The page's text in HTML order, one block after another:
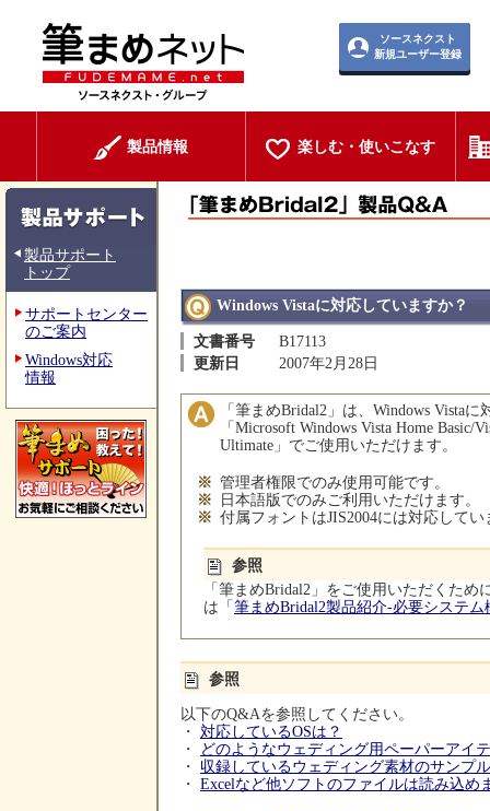
ソースネクスト
新規ユーザー登録
製品情報 楽しむ・使いこなす
製品サポート
トップ
サポートセンター
のご案内
Windows対応
情報
Windows Vistaに対応していますか？
文書番号
B17113
更新日
2007年2月28日
「筆まめBridal2」は、Windows Vista
「Microsoft Windows Vista Home Basic/
Ultimate」でご使用いただけます。
※ 管理者権限でのみ使用可能です。
※
日本語版でのみご利用いただけます。
※ 付属フォントはJIS2004には対応してい
参照
「筆まめBridal2」をご使用いただくた
は「筆まめBridal2製品紹介-必要システム
参照
以下のQ&Aを参照してください。
・ 対応しているOSは？
・
どのようなウェディング用ペーパーアイ
・ 収録しているウェディング素材のサンプ
・ Excelなど他ソフトのファイルは読み込め